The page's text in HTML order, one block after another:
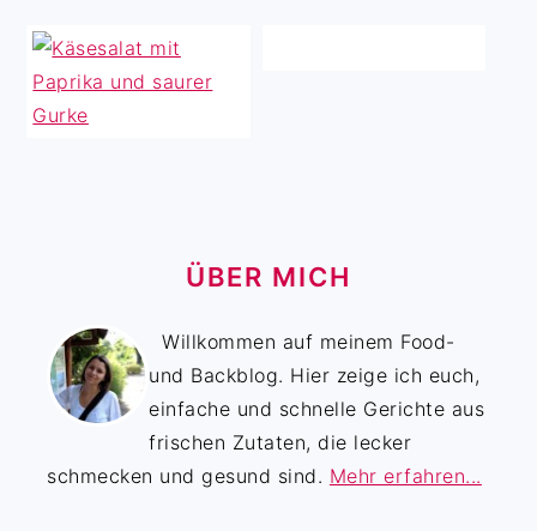
ÜBER MICH
Willkommen auf meinem Food-
und Backblog. Hier zeige ich euch,
einfache und schnelle Gerichte aus
frischen Zutaten, die lecker
schmecken und gesund sind. Mehr erfahren...